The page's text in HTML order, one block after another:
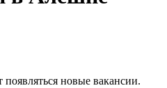
новые вакансии.